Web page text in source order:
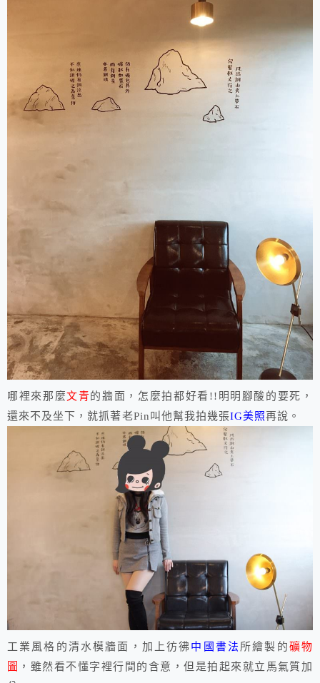
哪裡來那麼文青的牆面，怎麼拍都好看!!明明腳酸的要死，
還來不及坐下，就抓著老Pin叫他幫我拍幾張IG美照再說。
工業風格的清水模牆面，加上彷彿 中國書法 所繪製的礦物
圖
，雖然看不懂字裡行間的含意，但是拍起來就立馬氣質加